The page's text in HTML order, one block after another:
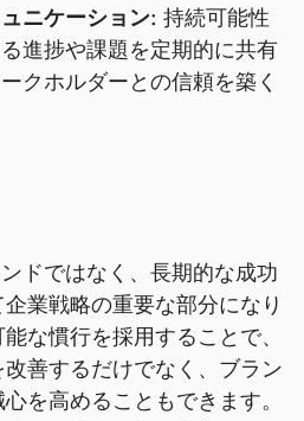
ニケーション: 持続可能性
進捗や課題を定期的に共有
クホルダーとの信頼を築く
ドではなく、長期的な成功
業戦略の重要な部分になり
な慣行を採用することで、
善するだけでなく、ブラン
を高めることもできます。